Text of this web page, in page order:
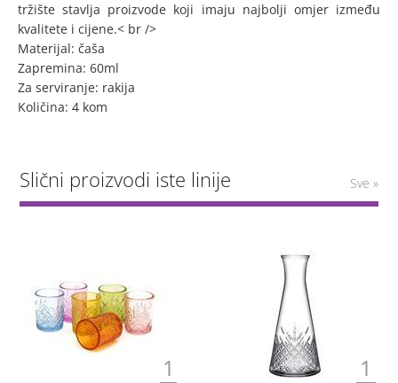
tržište stavlja proizvode koji imaju najbolji omjer između
kvalitete i cijene.< br />
Materijal: čaša
Zapremina: 60ml
Za serviranje: rakija
Količina: 4 kom
Slični proizvodi iste linije Sve »
1 1